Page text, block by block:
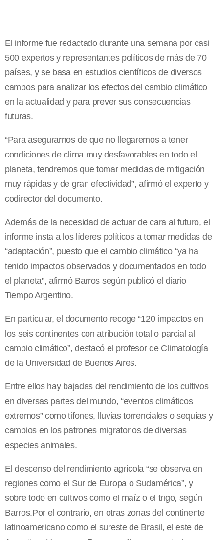
El informe fue redactado durante una semana por casi
500 expertos y representantes políticos de más de 70
países, y se basa en estudios científicos de diversos
campos para analizar los efectos del cambio climático
en la actualidad y para prever sus consecuencias
futuras.
“Para asegurarnos de que no llegaremos a tener
condiciones de clima muy desfavorables en todo el
planeta, tendremos que tomar medidas de mitigación
muy rápidas y de gran efectividad”, afirmó el experto y
codirector del documento.
Además de la necesidad de actuar de cara al futuro, el
informe insta a los líderes políticos a tomar medidas de
“adaptación”, puesto que el cambio climático “ya ha
tenido impactos observados y documentados en todo
el planeta”, afirmó Barros según publicó el diario
Tiempo Argentino.
En particular, el documento recoge “120 impactos en
los seis continentes con atribución total o parcial al
cambio climático”, destacó el profesor de Climatología
de la Universidad de Buenos Aires.
Entre ellos hay bajadas del rendimiento de los cultivos
en diversas partes del mundo, “eventos climáticos
extremos” como tifones, lluvias torrenciales o sequías y
cambios en los patrones migratorios de diversas
especies animales.
El descenso del rendimiento agrícola “se observa en
regiones como el Sur de Europa o Sudamérica”, y
sobre todo en cultivos como el maíz o el trigo, según
Barros.Por el contrario, en otras zonas del continente
latinoamericano como el sureste de Brasil, el este de